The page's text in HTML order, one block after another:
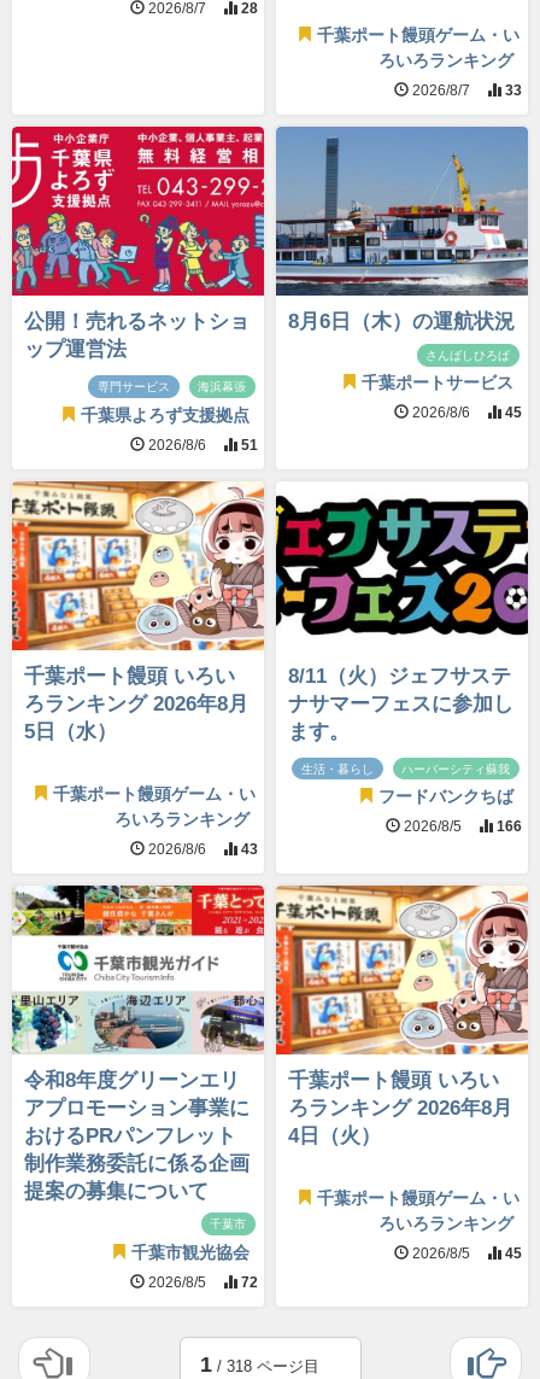
2026/8/7 28
千葉ポート饅頭ゲーム・い
ろいろランキング
2026/8/7 33
公開！売れるネットショ
ップ運営法
専門サービス 海浜幕張
千葉県よろず支援拠点
2026/8/6 51
8月6日（木）の運航状況
さんばしひろば
千葉ポートサービス
2026/8/6 45
千葉ポート饅頭 いろい
ろランキング 2026年8月
5日（水）
千葉ポート饅頭ゲーム・い
ろいろランキング
2026/8/6 43
8/11（火）ジェフサステ
ナサマーフェスに参加し
ます。
生活・暮らし ハーバーシティ蘇我
フードバンクちば
2026/8/5 166
令和8年度グリーンエリ
アプロモーション事業に
おけるPRパンフレット
制作業務委託に係る企画
提案の募集について
千葉市
千葉市観光協会
2026/8/5 72
千葉ポート饅頭 いろい
ろランキング 2026年8月
4日（火）
千葉ポート饅頭ゲーム・い
ろいろランキング
2026/8/5 45
1/ 318 ページ目